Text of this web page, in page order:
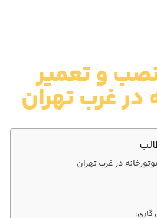
و تعمیر
در غرب تهران
در غرب تهران